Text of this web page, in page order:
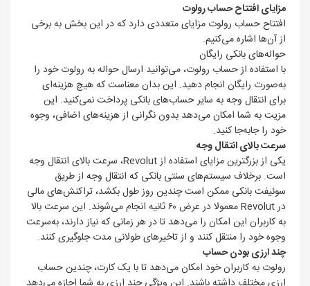
مزایای افتتاح حساب رولوت
افتتاح حساب رولوت مزایای متعددی دارد که در این بخش به برخی
از آن‌ها اشاره می‌کنیم.
حواله‌های بانکی رایگان
با استفاده از حساب رولوت، می‌توانید ارسال حواله به رولوت خود را
به‌صورت رایگان انجام دهید. این بدان معناست که هیچ هزینه‌ای
برای انتقال وجه به سایر حساب‌های بانکی پرداخت نمی‌کنید. این
مزیت به شما امکان می‌دهد بدون نگرانی از هزینه‌های اضافی، وجوه
خود را جابه‌جا کنید.
سرعت بالای انتقال وجه
یکی از بزرگترین مزایای استفاده از Revolut، سرعت بالای انتقال وجه
است. برخلاف سیستم‌های سنتی بانکی که انتقال وجه از طریق
سوئیفت بانکی ممکن است چندین روز طول بکشد، تراکنش‌های مالی
در Revolut معمولا در عرض ۶۰ ثانیه انجام می‌شوند. این سرعت بالا
به کاربران این امکان را می‌دهد تا در هر زمانی که نیاز دارند، به‌سرعت
وجوه خود را منتقل کنند و از تاخیرهای طولانی مدت جلوگیری کنند.
چند ارزی بودن حساب
رولوت به کاربران خود امکان می‌دهد تا با یک کارت، چندین حساب